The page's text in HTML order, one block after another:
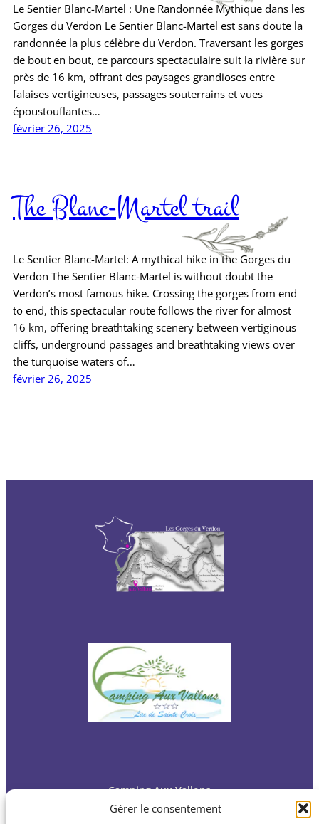
Gérer le consentement
Le Sentier Blanc-Martel : Une Randonnée Mythique dans les
Gorges du Verdon Le Sentier Blanc-Martel est sans doute la
randonnée la plus célèbre du Verdon. Traversant les gorges
de bout en bout, ce parcours spectaculaire suit la rivière sur
près de 16 km, offrant des paysages grandioses entre
falaises vertigineuses, passages souterrains et vues
époustouflantes…
février 26, 2025
The Blanc-Martel trail
Le Sentier Blanc-Martel: A mythical hike in the Gorges du
Verdon The Sentier Blanc-Martel is without doubt the
Verdon’s most famous hike. Crossing the gorges from end
to end, this spectacular route follows the river for almost
16 km, offering breathtaking scenery between vertiginous
cliffs, underground passages and breathtaking views over
the turquoise waters of…
février 26, 2025
Camping Aux Vallons
283 RD 71